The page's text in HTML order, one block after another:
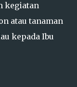
kegiatan
atau tanaman
kepada Ibu